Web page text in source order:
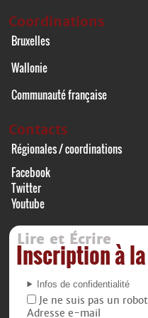
Coordinations
Bruxelles
Wallonie
Communauté française
Contacts
Régionales / coordinations
Facebook
Twitter
Youtube
Lire et Écrire
Inscription à
Infos de confidentialité
Je ne suis pas un robot
Adresse e-mail